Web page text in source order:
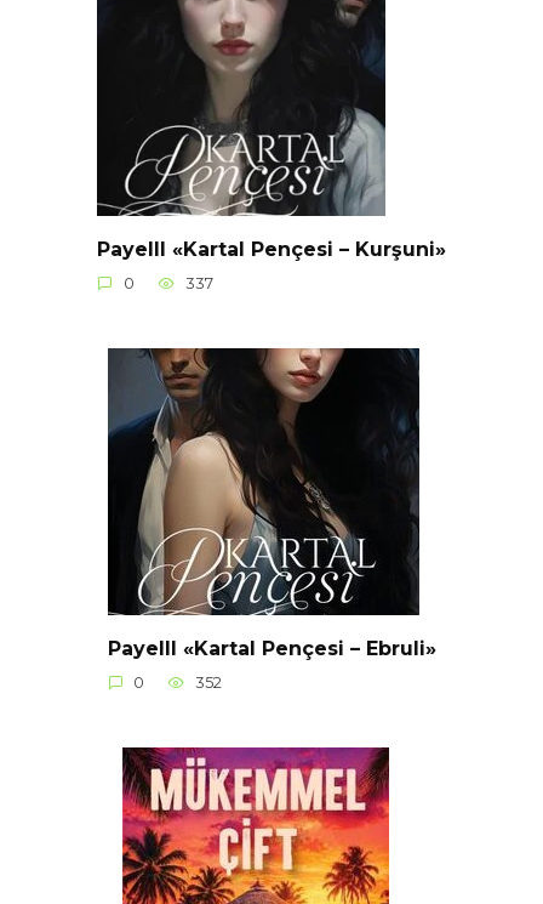
Payelll «Kartal Pençesi – Kurşuni»
0 337
Payelll «Kartal Pençesi – Ebruli»
0 352